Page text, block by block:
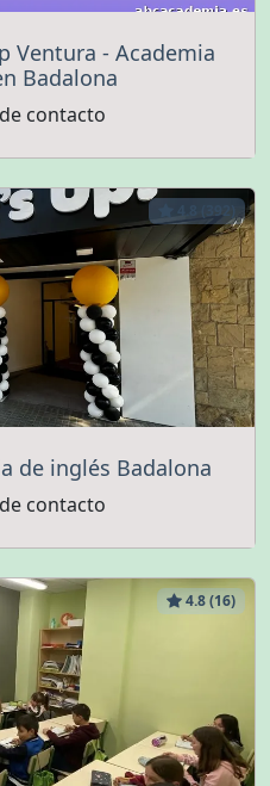
Ventura - Academia
Badalona
contacto
4.8 (392)
de inglés Badalona
contacto
4.8 (16)